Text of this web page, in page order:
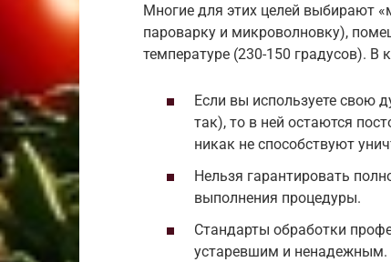
Многие для этих целей выбирают
пароварку и микроволновку),
температуре (230-150 градусов). В
Если вы используете свою
так), то в ней остаются
никак не способствуют
Нельзя гарантировать
выполнения процедуры.
Стандарты обработки
устаревшим и ненадежным.